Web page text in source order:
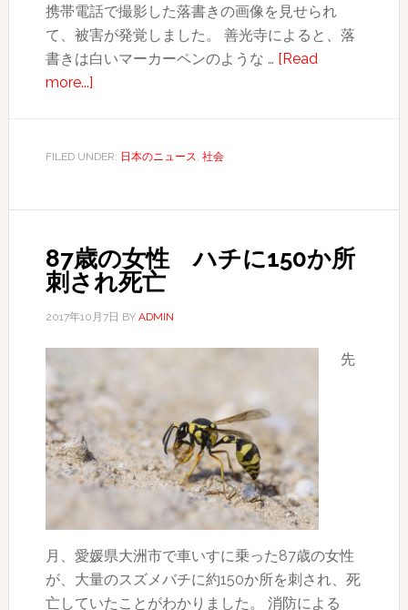
携帯電話で撮影した落書きの画像を見せられ
て、被害が発覚しました。 善光寺によると、落
書きは白いマーカーペンのような … [Read
more...]about
寺
100
ヵ
所
超
カ
メ
ラ
に
不
な
女
性
FILED UNDER: 日本のニュース, 社会
87歳の女性 ハチに150か所
刺され死亡
2017年10月7日 BY ADMIN
先
月、愛媛県大洲市で車いすに乗った87歳の女性
が、大量のスズメバチに約150か所を刺され、死
亡していたことがわかりました。 消防による